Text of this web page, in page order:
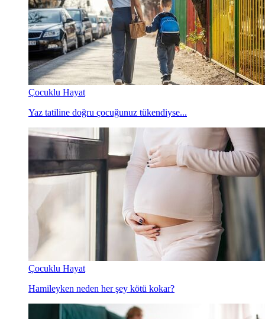
Çocuklu Hayat
Yaz tatiline doğru çocuğunuz tükendiyse...
Çocuklu Hayat
Hamileyken neden her şey kötü kokar?